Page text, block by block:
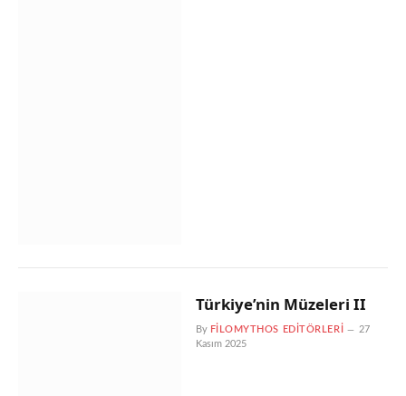
Türkiye’nin Müzeleri II
By FILOMYTHOS EDITÖRLERI
27
Kasım 2025